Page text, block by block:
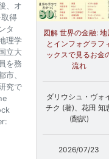
、オ
得
タ
理学
立大
を務
市、
究で
図解 世界の金融: 地
とインフォグラフ
ックスで見るお金
流れ
ダリウシュ・ヴォ
チク (著)、花田 知
(翻訳)
2026/07/23